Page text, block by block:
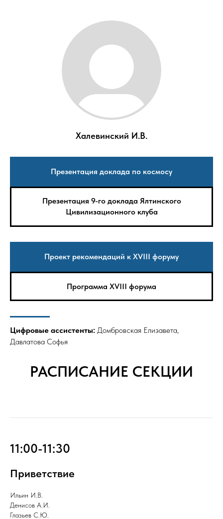
Халевинский И.В.
Презентация доклада по космосу
Презентация 9-го доклада Ялтинского
Цивилизационного клуба
Проект рекомендаций к XVIII форуму
Программа XVIII форума
Цифровые ассистенты: Домбровская Елизавета,
Давлатова Софья
РАСПИСАНИЕ СЕКЦИИ
11:00-11:30
Приветствие
Ильин И.В.
Денисов А.И.
Глазьев С.Ю.